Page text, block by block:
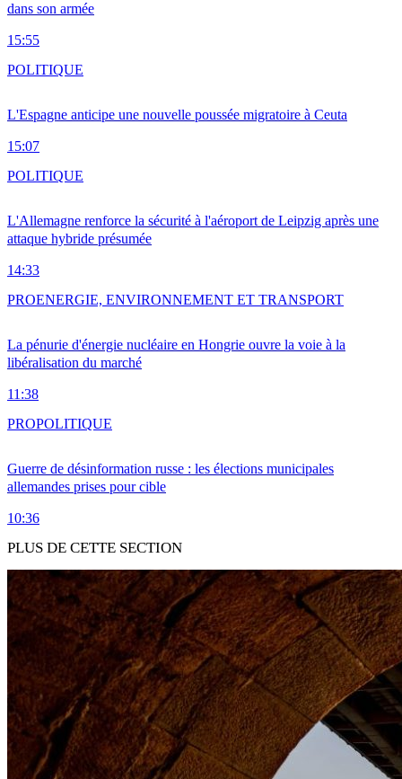
dans son armée
15:55
L'Espagne anticipe une nouvelle poussée migratoire à Ceuta
15:07
POLITIQUE
L'Allemagne renforce la sécurité à l'aéroport de Leipzig après une
attaque hybride présumée
14:33
POLITIQUE
La pénurie d'énergie nucléaire en Hongrie ouvre la voie à la
libéralisation du marché
11:38
PROENERGIE, ENVIRONNEMENT ET TRANSPORT
Guerre de désinformation russe : les élections municipales
allemandes prises pour cible
10:36
PROPOLITIQUE
PLUS DE CETTE SECTION